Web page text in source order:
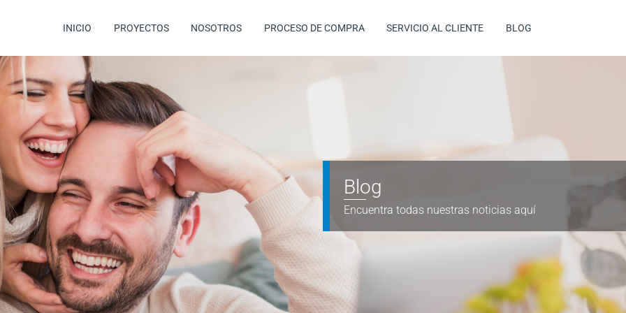
INICIO PROYECTOS NOSOTROS PROCESO DE COMPRA SERVICIO AL CLIENTE BLOG
Blog
Encuentra todas nuestras noticias aquí